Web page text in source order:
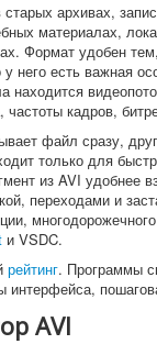
архивах,
материалах,
Формат удобен
него есть важная
находится
частоты кадров,
файл сразу,
только для
из AVI удобнее
переходами и
и VSDC.
рейтинг. Программы
интерфейса,
AVI